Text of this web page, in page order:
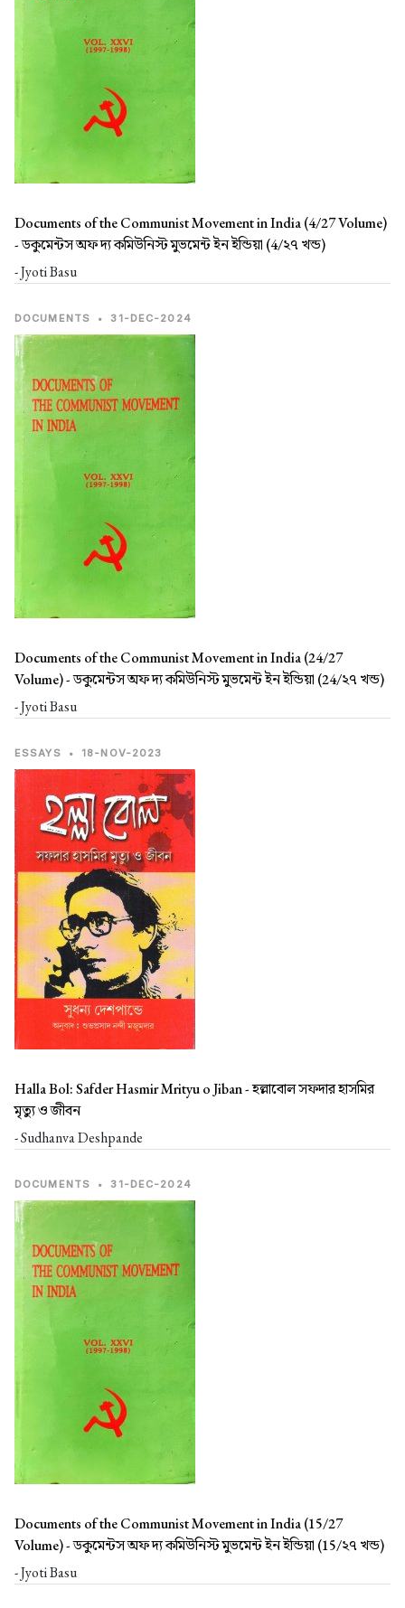
Documents of the Communist Movement in India (4/27 Volume)
-ডকুমেন্টস অফ দ্য কমিউনিস্ট মুভমেন্ট ইন ইন্ডিয়া (4/২৭ খন্ড)
- Jyoti Basu
DOCUMENTS • 31-DEC-2024
Documents of the Communist Movement in India (24/27
Volume) -ডকুমেন্টস অফ দ্য কমিউনিস্ট মুভমেন্ট ইন ইন্ডিয়া (24/২৭ খন্ড)
- Jyoti Basu
ESSAYS • 18-NOV-2023
Halla Bol: Safder Hasmir Mrityu o Jiban -হল্লাবোল সফদার হাসমির
মৃত্যু ও জীবন
- Sudhanva Deshpande
DOCUMENTS • 31-DEC-2024
Documents of the Communist Movement in India (15/27
Volume) -ডকুমেন্টস অফ দ্য কমিউনিস্ট মুভমেন্ট ইন ইন্ডিয়া (15/২৭ খন্ড)
- Jyoti Basu